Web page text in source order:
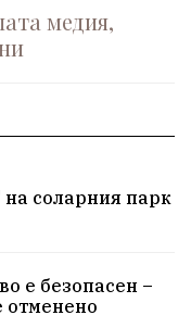
медия,
на соларния парк
е безопасен –
отменено